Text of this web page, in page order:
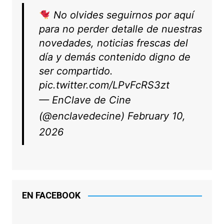
No olvides seguirnos por aquí
para no perder detalle de nuestras
novedades, noticias frescas del
día y demás contenido digno de
ser compartido.
pic.twitter.com/LPvFcRS3zt
— EnClave de Cine
(@enclavedecine) February 10,
2026
EN FACEBOOK